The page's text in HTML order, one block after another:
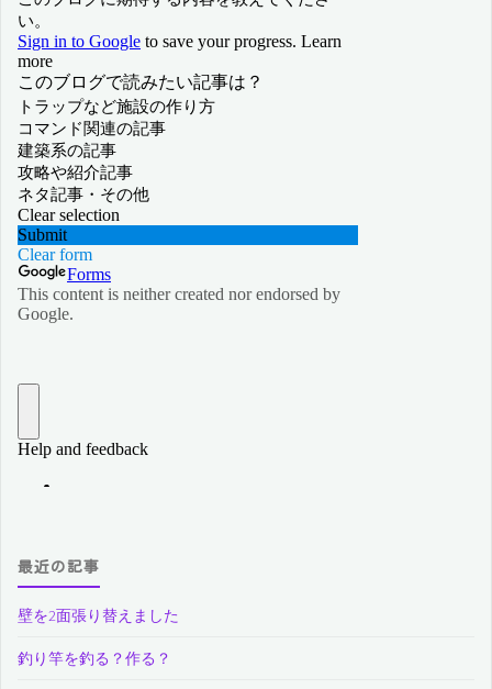
最近の記事
壁を2面張り替えました
釣り竿を釣る？作る？